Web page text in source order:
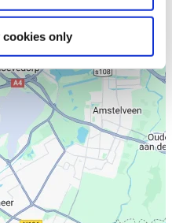
cookies only